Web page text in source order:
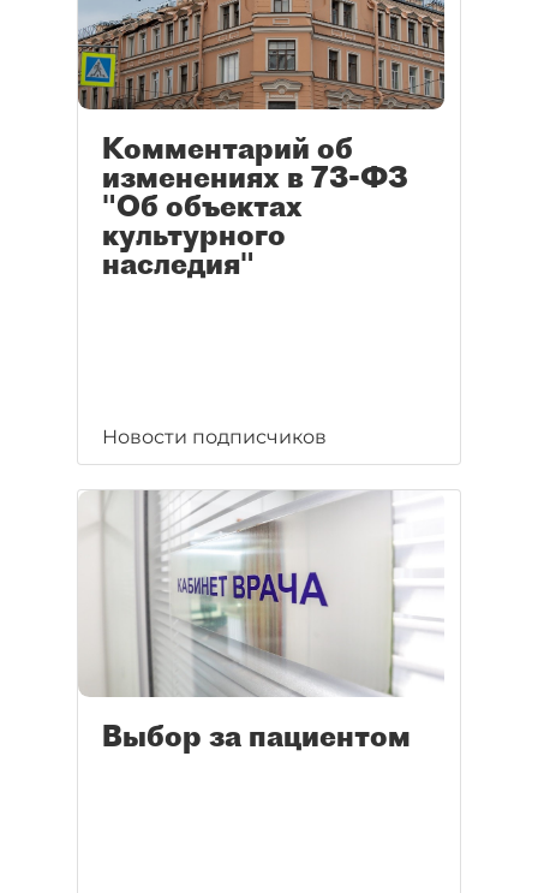
Комментарий об
изменениях в 73-ФЗ
"Об объектах
культурного
наследия"
Новости подписчиков
Выбор за пациентом